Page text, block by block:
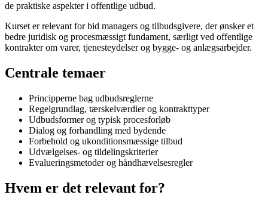
de praktiske aspekter i offentlige udbud.
Kurset er relevant for bid managers og tilbudsgivere, der ønsker et
bedre juridisk og procesmæssigt fundament, særligt ved offentlige
kontrakter om varer, tjenesteydelser og bygge- og anlægsarbejder.
Centrale temaer
Principperne bag udbudsreglerne
Regelgrundlag, tærskelværdier og kontrakttyper
Udbudsformer og typisk procesforløb
Dialog og forhandling med bydende
Forbehold og ukonditionsmæssige tilbud
Udvælgelses- og tildelingskriterier
Evalueringsmetoder og håndhævelsesregler
Hvem er det relevant for?